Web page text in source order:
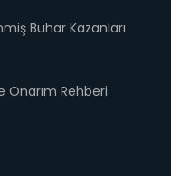
Buhar Kazanları
Onarım Rehberi